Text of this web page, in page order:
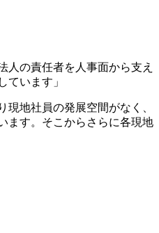
人の責任者を人事面から支え
います」
地社員の発展空間がなく、
ます。そこからさらに各現地